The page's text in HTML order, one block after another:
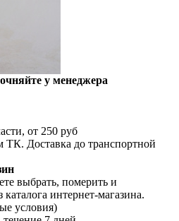
у менеджера
от 250 руб
Доставка до транспортной
выбрать, померить и
интернет-магазина.
условия)